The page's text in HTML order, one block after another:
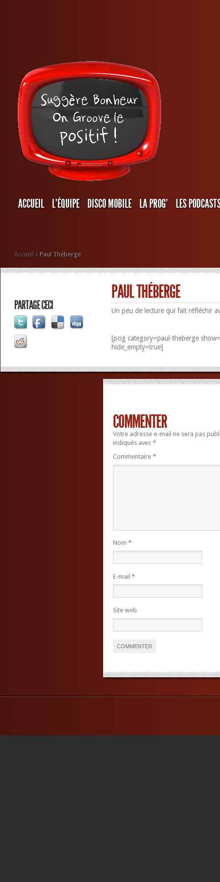
ACCUEIL L’ÉQUIPE DISCO MOBILE LA PROG’ LES
Accueil » Paul Théberge
PARTAGE CECI
PAUL THÉBERGE
Un peu de lecture qui fait réfléchir
[pcig category=paul-theberge
hide_empty=true]
COMMENTER
Votre adresse e-mail ne sera pas
indiqués avec *
Commentaire *
Nom *
E-mail *
Site web